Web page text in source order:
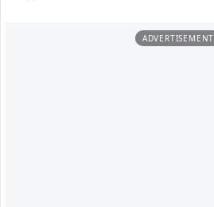
ADVERTISEMENT